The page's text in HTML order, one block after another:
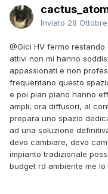
Inviato 28
@Gici HV fermo restando
attivi non mi hanno
appassionati e non
frequentano questo
e poi pian piano hanno
ampli, ora diffusori, al
prepara uno spazio
ad una soluzione
devo cambiare, devo
impianto tradizionale
budget rd ambiente me lo